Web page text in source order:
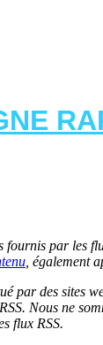
par les
, également
des sites
Nous ne
flux RSS.